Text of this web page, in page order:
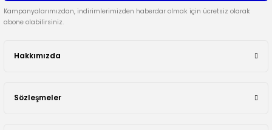
Hakkımızda
Sözleşmeler
Kampanyalarımızdan, indirimlerimizden haberdar olmak için ücretsiz olarak
abone olabilirsiniz.